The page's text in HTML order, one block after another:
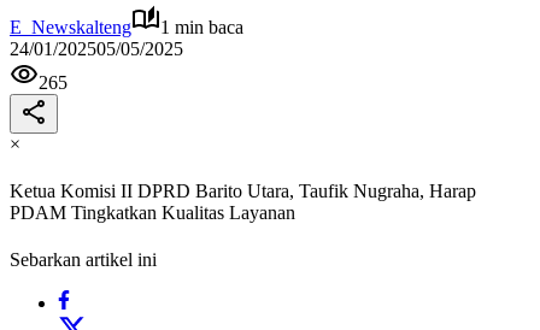
E_Newskalteng
1 min baca
24/01/202505/05/2025
265
×
Ketua Komisi II DPRD Barito Utara, Taufik Nugraha, Harap
PDAM Tingkatkan Kualitas Layanan
Sebarkan artikel ini